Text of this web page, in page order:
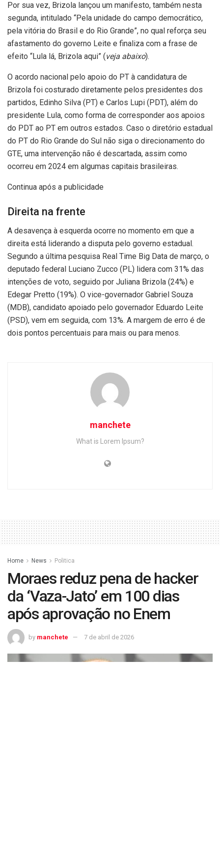
Por sua vez, Brizola lançou um manifesto, também nesta
segunda, intitulado “Pela unidade do campo democrático,
pela vitória do Brasil e do Rio Grande”, no qual reforça seu
afastamento do governo Leite e finaliza com a frase de
efeito “Lula lá, Brizola aqui” (veja abaixo).
O acordo nacional pelo apoio do PT à candidatura de
Brizola foi costurado diretamente pelos presidentes dos
partidos, Edinho Silva (PT) e Carlos Lupi (PDT), além do
presidente Lula, como forma de corresponder aos apoios
do PDT ao PT em outros estados. Caso o diretório estadual
do PT do Rio Grande do Sul não siga o direcionamento do
GTE, uma intervenção não é descartada, assim como
ocorreu em 2024 em algumas capitais brasileiras.
Continua após a publicidade
Direita na frente
A desavença à esquerda ocorre no momento em que a
direita está liderando a disputa pelo governo estadual.
Segundo a última pesquisa Real Time Big Data de março, o
deputado federal Luciano Zucco (PL) lidera com 31% das
intenções de voto, seguido por Juliana Brizola (24%) e
Edegar Pretto (19%). O vice-governador Gabriel Souza
(MDB), candidato apoiado pelo governador Eduardo Leite
(PSD), vem em seguida, com 13%. A margem de erro é de
dois pontos percentuais para mais ou para menos.
manchete
What is Lorem Ipsum?
Home News Politica
Moraes reduz pena de hacker
da ‘Vaza-Jato’ em 100 dias
após aprovação no Enem
by manchete 7 de abril de 2026